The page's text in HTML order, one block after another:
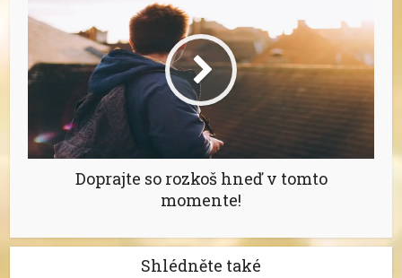
Doprajte so rozkoš hneď v tomto
momente!
Shlédněte také